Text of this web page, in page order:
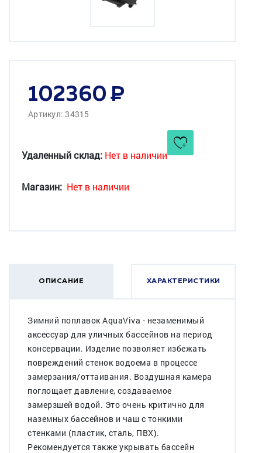
102360
Артикул: 34315
Удаленный склад: Нет в наличии
Магазин: Нет в наличии
ОПИСАНИЕ ХАРАКТЕРИСТИКИ
Зимний поплавок AquaViva - незаменимый
аксессуар для уличных бассейнов на период
консервации. Изделие позволяет избежать
повреждений стенок водоема в процессе
замерзания/оттаивания. Воздушная камера
поглощает давление, создаваемое
замерзшей водой. Это очень критично для
наземных бассейнов и чаш с тонкими
стенками (пластик, сталь, ПВХ).
Рекомендуется также укрывать бассейн